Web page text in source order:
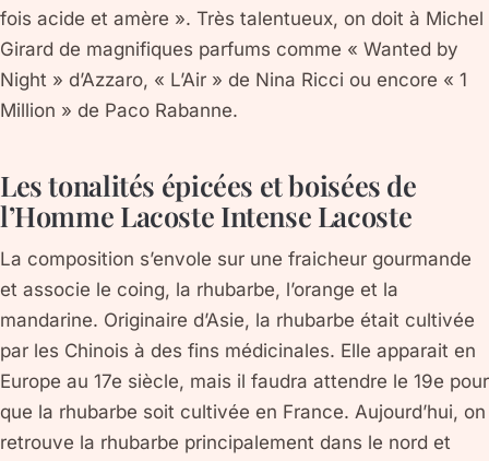
fois acide et amère ». Très talentueux, on doit à Michel
Girard de magnifiques parfums comme « Wanted by
Night » d’Azzaro, « L’Air » de Nina Ricci ou encore « 1
Million » de Paco Rabanne.
Les tonalités épicées et boisées de
l’Homme Lacoste Intense Lacoste
La composition s’envole sur une fraicheur gourmande
et associe le coing, la rhubarbe, l’orange et la
mandarine. Originaire d’Asie, la rhubarbe était cultivée
par les Chinois à des fins médicinales. Elle apparait en
Europe au 17e siècle, mais il faudra attendre le 19e pour
que la rhubarbe soit cultivée en France. Aujourd’hui, on
retrouve la rhubarbe principalement dans le nord et